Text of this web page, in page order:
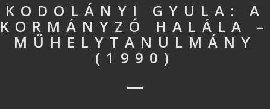
KODOLÁNYI GYULA: A
KORMÁNYZÓ HALÁLA –
MŰHELYTANULMÁNY
(1990)